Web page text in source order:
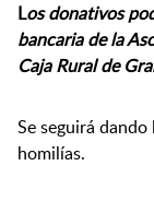
Los donativos
bancaria de la
Caja Rural de
Se seguirá
homilías.